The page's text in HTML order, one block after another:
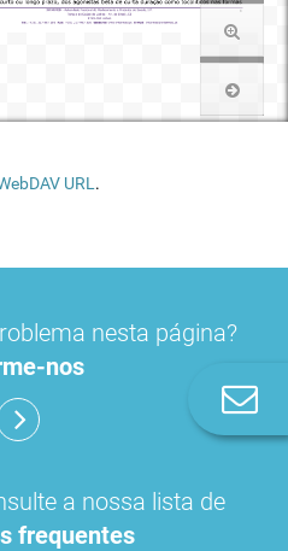
URL .
nesta página?
nos
a nossa lista de
frequentes